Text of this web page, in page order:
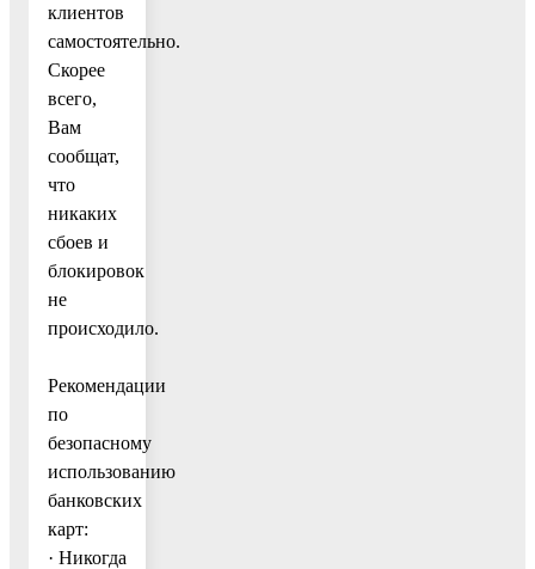
клиентов
самостоятельно.
Скорее
всего,
Вам
сообщат,
что
никаких
сбоев и
блокировок
не
происходило.
Рекомендации
по
безопасному
использованию
банковских
карт:
· Никогда